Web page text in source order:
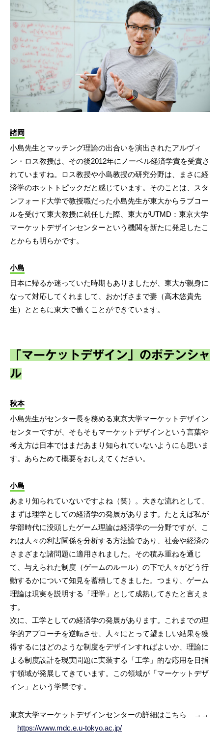
諸岡
小島先生とマッチング理論の出合いを演出されたアルヴィ
ン・ロス教授は、その後2012年にノーベル経済学賞を受賞さ
れていますね。ロス教授や小島教授の研究分野は、まさに経
済学のホットトピックだと感じています。そのことは、スタ
ンフォード大学で教授職だった小島先生が東大からラブコー
ルを受けて東大教授に就任した際、東大がUTMD：東京大学
マーケットデザインセンターという機関を新たに発足したこ
とからも明らかです。
小島
日本に帰るか迷っていた時期もありましたが、東大が親身に
なって対応してくれまして、おかげさまで妻（高木悠貴先
生）とともに東大で働くことができています。
「マーケットデザイン」のポテンシャ
ル
秋本
小島先生がセンター長を務める東京大学マーケットデザイン
センターですが、そもそもマーケットデザインという言葉や
考え方は日本ではまだあまり知られていないようにも思いま
す。あらためて概要をおしえてください。
小島
あまり知られていないですよね（笑）。大きな流れとして、
まずは理学としての経済学の発展があります。たとえば私が
学部時代に没頭したゲーム理論は経済学の一分野ですが、こ
れは人々の利害関係を分析する方法論であり、社会や経済の
さまざまな諸問題に適用されました。その積み重ねを通じ
て、与えられた制度（ゲームのルール）の下で人々がどう行
動するかについて知見を蓄積してきました。つまり、ゲーム
理論は現実を説明する「理学」として成熟してきたと言えま
す。
次に、工学としての経済学の発展があります。これまでの理
学的アプローチを逆転させ、人々にとって望ましい結果を獲
得するにはどのような制度をデザインすればよいか、理論に
よる制度設計を現実問題に実装する「工学」的な応用を目指
す領域が発展してきています。この領域が「マーケットデザ
イン」という学問です。
東京大学マーケットデザインセンターの詳細はこちら →→
https://www.mdc.e.u-tokyo.ac.jp/